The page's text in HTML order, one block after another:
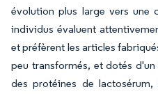
évolution plus large vers une
individus évaluent
et préfèrent les articles
peu transformés, et dotés
des protéines de